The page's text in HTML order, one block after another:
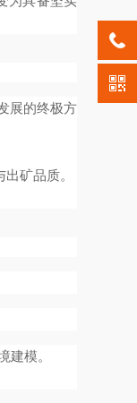
展的终极方
矿品质。
建模。